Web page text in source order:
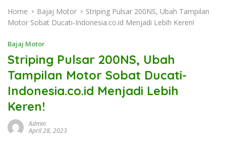
Home Bajaj Motor
Striping Pulsar 200NS, Ubah Tampilan
Motor Sobat Ducati-Indonesia.co.id Menjadi Lebih Keren!
Bajaj Motor
Striping Pulsar 200NS, Ubah
Tampilan Motor Sobat Ducati-
Indonesia.co.id Menjadi Lebih
Keren!
Admin
April 28, 2023